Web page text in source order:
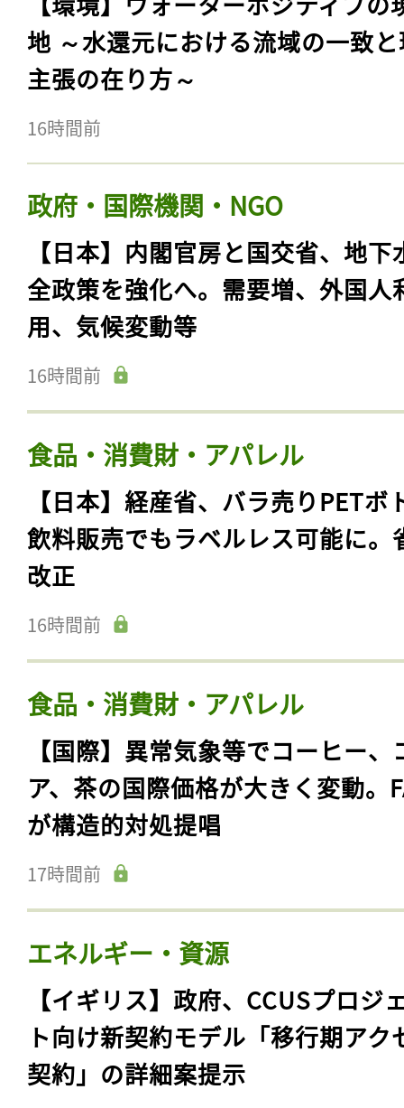
地 ～水還元における流域の一致
主張の在り方～
16時間前
政府・国際機関・NGO
【日本】内閣官房と国交省、地下
全政策を強化へ。需要増、外国人
用、気候変動等
16時間前
食品・消費財・アパレル
【日本】経産省、バラ売りPETボ
飲料販売でもラベルレス可能に。
改正
16時間前
食品・消費財・アパレル
【国際】異常気象等でコーヒー、
ア、茶の国際価格が大きく変動。
が構造的対処提唱
17時間前
エネルギー・資源
【イギリス】政府、CCUSプロジ
ト向け新契約モデル「移行期アク
契約」の詳細案提示